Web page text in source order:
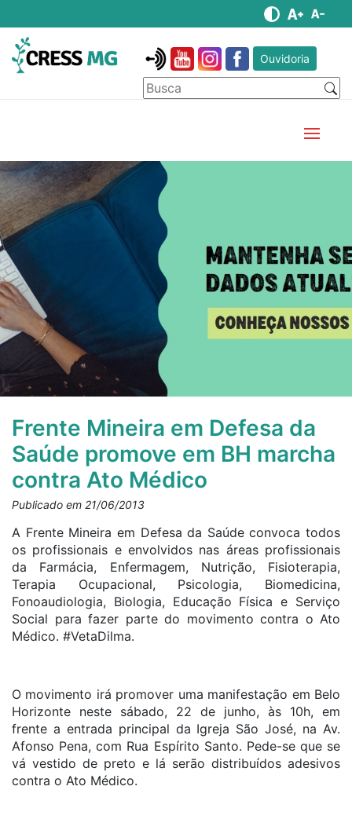
Ouvidoria
Frente Mineira em Defesa da
Saúde promove em BH marcha
contra Ato Médico
Publicado em 21/06/2013
A Frente Mineira em Defesa da Saúde convoca todos
os profissionais e envolvidos nas áreas profissionais
da Farmácia, Enfermagem, Nutrição, Fisioterapia,
Terapia Ocupacional, Psicologia, Biomedicina,
Fonoaudiologia, Biologia, Educação Física e Serviço
Social para fazer parte do movimento contra o Ato
Médico. #VetaDilma.
O movimento irá promover uma manifestação em Belo
Horizonte neste sábado, 22 de junho, às 10h, em
frente a entrada principal da Igreja São José, na Av.
Afonso Pena, com Rua Espírito Santo. Pede-se que se
vá vestido de preto e lá serão distribuídos adesivos
contra o Ato Médico.